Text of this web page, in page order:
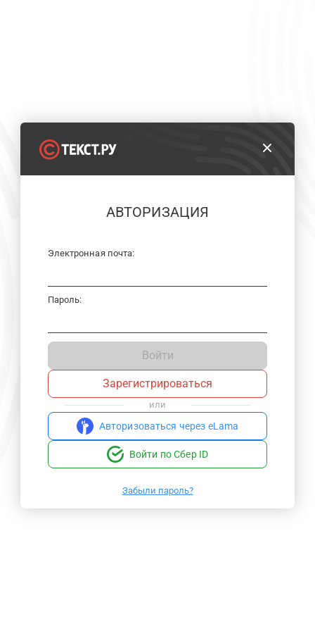
АВТОРИЗАЦИЯ
Электронная почта:
Пароль:
Войти
Зарегистрироваться
или
Авторизоваться через eLama
Войти по Сбер ID
Забыли пароль?